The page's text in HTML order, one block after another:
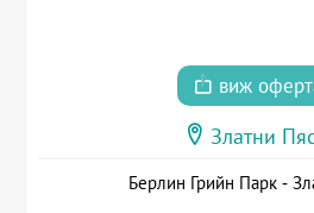
виж
Златни
Берлин Грийн Парк -